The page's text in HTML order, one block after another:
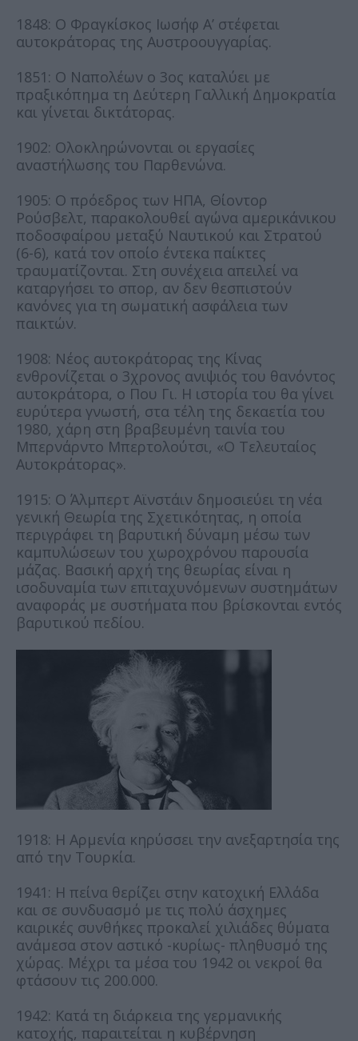
1848: Ο Φραγκίσκος Ιωσήφ Α’ στέφεται
αυτοκράτορας της Αυστροουγγαρίας.
1851: Ο Ναπολέων ο 3ος καταλύει με
πραξικόπημα τη Δεύτερη Γαλλική Δημοκρατία
και γίνεται δικτάτορας.
1902: Ολοκληρώνονται οι εργασίες
αναστήλωσης του Παρθενώνα.
1905: Ο πρόεδρος των ΗΠΑ, Θίοντορ
Ρούσβελτ, παρακολουθεί αγώνα αμερικάνικου
ποδοσφαίρου μεταξύ Ναυτικού και Στρατού
(6-6), κατά τον οποίο έντεκα παίκτες
τραυματίζονται. Στη συνέχεια απειλεί να
καταργήσει το σπορ, αν δεν θεσπιστούν
κανόνες για τη σωματική ασφάλεια των
παικτών.
1908: Νέος αυτοκράτορας της Κίνας
ενθρονίζεται ο 3χρονος ανιψιός του θανόντος
αυτοκράτορα, ο Που Γι. Η ιστορία του θα γίνει
ευρύτερα γνωστή, στα τέλη της δεκαετία του
1980, χάρη στη βραβευμένη ταινία του
Μπερνάρντο Μπερτολούτσι, «Ο Τελευταίος
Αυτοκράτορας».
1915: Ο Άλμπερτ Αϊνστάιν δημοσιεύει τη νέα
γενική Θεωρία της Σχετικότητας, η οποία
περιγράφει τη βαρυτική δύναμη μέσω των
καμπυλώσεων του χωροχρόνου παρουσία
μάζας. Βασική αρχή της θεωρίας είναι η
ισοδυναμία των επιταχυνόμενων συστημάτων
αναφοράς με συστήματα που βρίσκονται εντός
βαρυτικού πεδίου.
1918: Η Αρμενία κηρύσσει την ανεξαρτησία της
από την Τουρκία.
1941: Η πείνα θερίζει στην κατοχική Ελλάδα
και σε συνδυασμό με τις πολύ άσχημες
καιρικές συνθήκες προκαλεί χιλιάδες θύματα
ανάμεσα στον αστικό -κυρίως- πληθυσμό της
χώρας. Μέχρι τα μέσα του 1942 οι νεκροί θα
φτάσουν τις 200.000.
1942: Κατά τη διάρκεια της γερμανικής
κατοχής, παραιτείται η κυβέρνηση